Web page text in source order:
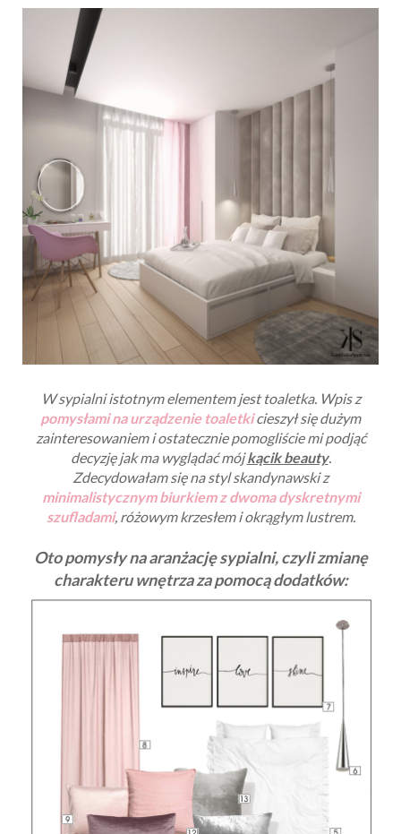
W sypialni istotnym elementem jest toaletka. Wpis z
pomysłami na urządzenie toaletkicieszył się dużym
zainteresowaniem i ostatecznie pomogliście mi podjąć
decyzję jak ma wyglądać mójkącik beauty.
Zdecydowałam się na styl skandynawski z
minimalistycznym biurkiem z dwoma dyskretnymi
szufladami, różowym krzesłem i okrągłym lustrem.
Oto pomysły na aranżację sypialni, czyli zmianę
charakteru wnętrza za pomocą dodatków: